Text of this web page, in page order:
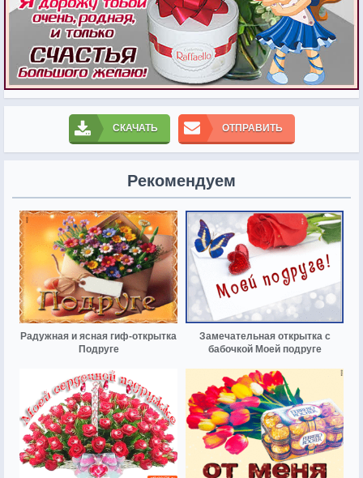
СКАЧАТЬ ОТПРАВИТЬ
Рекомендуем
Радужная и ясная гиф-открытка
Подруге
Замечательная открытка с
бабочкой Моей подруге